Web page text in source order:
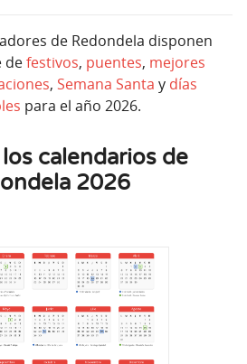
de Redondela disponen
defestivos, puentes, mejores
, Semana Santa y días
para el año 2026.
calendarios de
2026